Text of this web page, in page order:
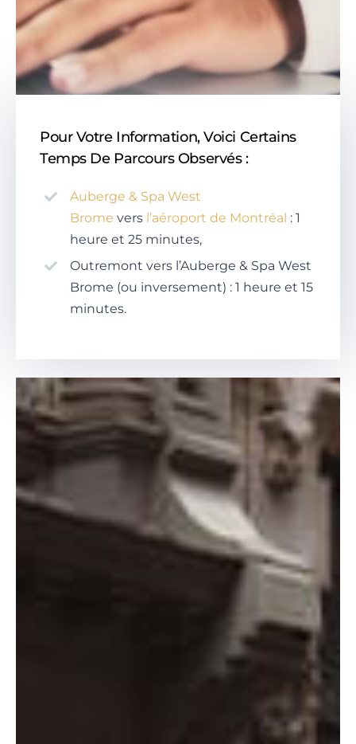
Pour Votre Information, Voici Certains
Temps De Parcours Observés :
Auberge & Spa West
Brome vers l’aéroport de Montréal : 1
heure et 25 minutes,
Outremont vers l’Auberge & Spa West
Brome (ou inversement) : 1 heure et 15
minutes.